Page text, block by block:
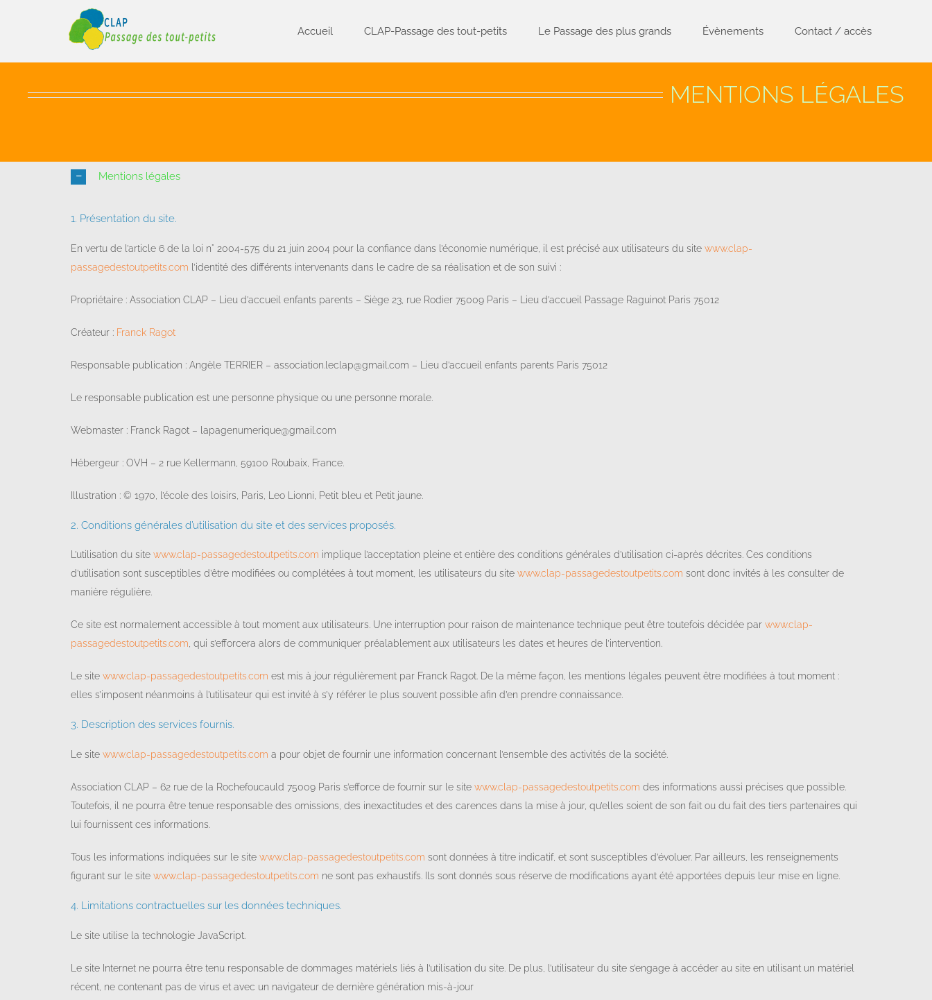
Accueil CLAP-Passage des tout-petits Le Passage des plus grands Évènements Contact / accès
MENTIONS LÉGALES
Mentions légales
1. Présentation du site.
En vertu de l’article 6 de la loi n° 2004-575 du 21 juin 2004 pour la confiance dans l’économie numérique, il est précisé aux utilisateurs du site www.clap-
passagedestoutpetits.com l’identité des différents intervenants dans le cadre de sa réalisation et de son suivi :
Propriétaire : Association CLAP – Lieu d’accueil enfants parents – Siège 23, rue Rodier 75009 Paris – Lieu d’accueil Passage Raguinot Paris 75012
Créateur : Franck Ragot
Responsable publication : Angèle TERRIER – association.leclap@gmail.com – Lieu d’accueil enfants parents Paris 75012
Le responsable publication est une personne physique ou une personne morale.
Webmaster : Franck Ragot – lapagenumerique@gmail.com
Hébergeur : OVH – 2 rue Kellermann, 59100 Roubaix, France.
Illustration : © 1970, l’école des loisirs, Paris, Leo Lionni, Petit bleu et Petit jaune.
2. Conditions générales d’utilisation du site et des services proposés.
L’utilisation du site www.clap-passagedestoutpetits.com implique l’acceptation pleine et entière des conditions générales d’utilisation ci-après décrites. Ces conditions
d’utilisation sont susceptibles d’être modifiées ou complétées à tout moment, les utilisateurs du site www.clap-passagedestoutpetits.com sont donc invités à les consulter de
manière régulière.
Ce site est normalement accessible à tout moment aux utilisateurs. Une interruption pour raison de maintenance technique peut être toutefois décidée par www.clap-
passagedestoutpetits.com, qui s’efforcera alors de communiquer préalablement aux utilisateurs les dates et heures de l’intervention.
Le site www.clap-passagedestoutpetits.com est mis à jour régulièrement par Franck Ragot. De la même façon, les mentions légales peuvent être modifiées à tout moment :
elles s’imposent néanmoins à l’utilisateur qui est invité à s’y référer le plus souvent possible afin d’en prendre connaissance.
3. Description des services fournis.
Le site www.clap-passagedestoutpetits.com a pour objet de fournir une information concernant l’ensemble des activités de la société.
Association CLAP – 62 rue de la Rochefoucauld 75009 Paris s’efforce de fournir sur le site www.clap-passagedestoutpetits.com des informations aussi précises que possible.
Toutefois, il ne pourra être tenue responsable des omissions, des inexactitudes et des carences dans la mise à jour, qu’elles soient de son fait ou du fait des tiers partenaires qui
lui fournissent ces informations.
Tous les informations indiquées sur le site www.clap-passagedestoutpetits.com sont données à titre indicatif, et sont susceptibles d’évoluer. Par ailleurs, les renseignements
figurant sur le site www.clap-passagedestoutpetits.com ne sont pas exhaustifs. Ils sont donnés sous réserve de modifications ayant été apportées depuis leur mise en ligne.
4. Limitations contractuelles sur les données techniques.
Le site utilise la technologie JavaScript.
Le site Internet ne pourra être tenu responsable de dommages matériels liés à l’utilisation du site. De plus, l’utilisateur du site s’engage à accéder au site en utilisant un matériel
récent, ne contenant pas de virus et avec un navigateur de dernière génération mis-à-jour